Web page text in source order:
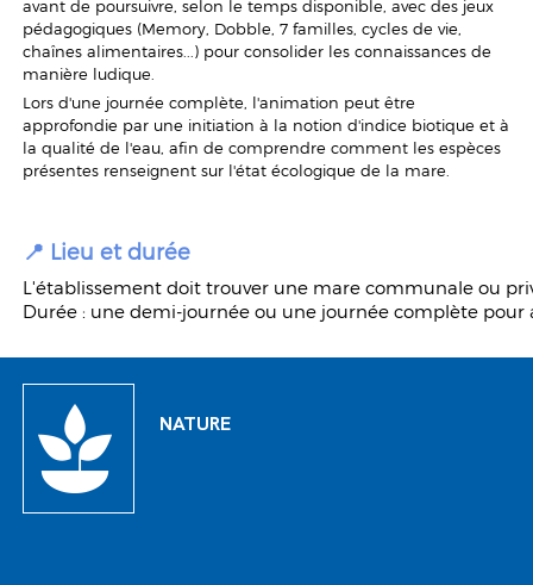
avant de poursuivre, selon le temps disponible, avec des jeux
pédagogiques (Memory, Dobble, 7 familles, cycles de vie,
chaînes alimentaires...) pour consolider les connaissances de
manière ludique.
Lors d'une journée complète, l'animation peut être
approfondie par une initiation à la notion d'indice biotique et à
la qualité de l'eau, afin de comprendre comment les espèces
présentes renseignent sur l'état écologique de la mare.
📍 Lieu et durée
L'établissement doit trouver une mare communale ou
Durée : une demi-journée ou une journée complète
NATURE